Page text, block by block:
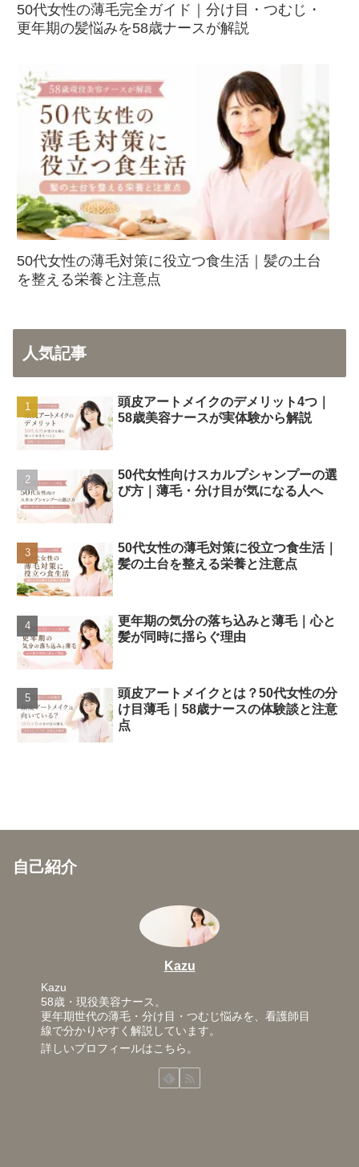
50代女性の薄毛完全ガイド｜分け目・つむじ・
更年期の髪悩みを58歳ナースが解説
50代女性の薄毛対策に役立つ食生活｜髪の土台
を整える栄養と注意点
人気記事
頭皮アートメイクのデメリット4つ｜
58歳美容ナースが実体験から解説
50代女性向けスカルプシャンプーの選
び方｜薄毛・分け目が気になる人へ
50代女性の薄毛対策に役立つ食生活｜
髪の土台を整える栄養と注意点
更年期の気分の落ち込みと薄毛｜心と
髪が同時に揺らぐ理由
頭皮アートメイクとは？50代女性の分
け目薄毛｜58歳ナースの体験談と注意
点
自己紹介
Kazu
Kazu
58歳・現役美容ナース。
更年期世代の薄毛・分け目・つむじ悩みを、看護師目
線で分かりやすく解説しています。
詳しいプロフィールはこちら。